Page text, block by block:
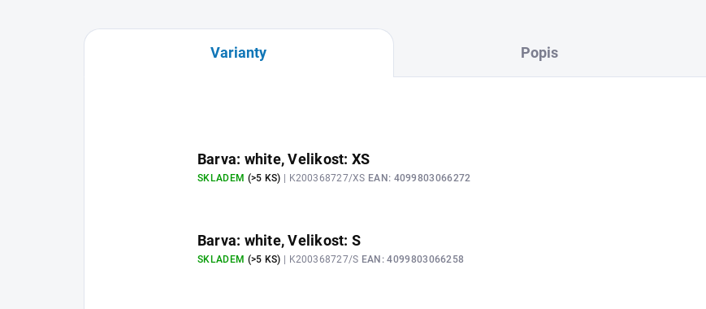
Varianty Popis
Barva: white, Velikost: XS
SKLADEM (>5 KS) | K200368727/XS EAN: 4099803066272
Barva: white, Velikost: S
SKLADEM (>5 KS) | K200368727/S EAN: 4099803066258